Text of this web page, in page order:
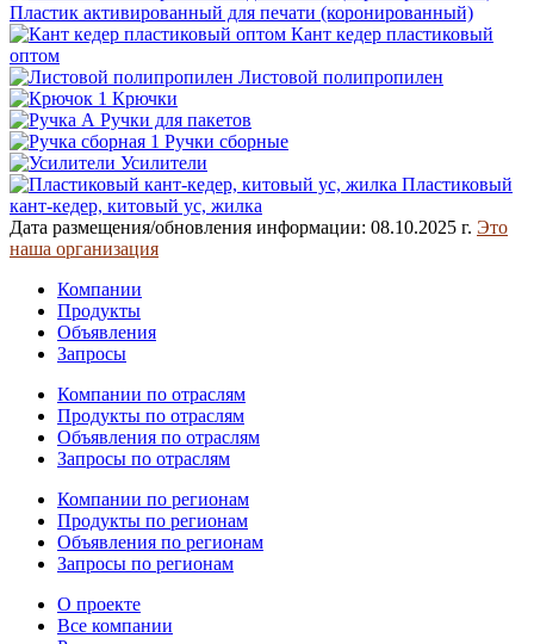
Пластик активированный для печати (коронированный)
Кант кедер пластиковый
оптом
Листовой полипропилен
Крючки
Ручки для пакетов
Ручки сборные
Усилители
Пластиковый
кант-кедер, китовый ус, жилка
Дата размещения/обновления информации: 08.10.2025 г. Это
наша организация
Компании
Продукты
Объявления
Запросы
Компании по отраслям
Продукты по отраслям
Объявления по отраслям
Запросы по отраслям
Компании по регионам
Продукты по регионам
Объявления по регионам
Запросы по регионам
О проекте
Все компании